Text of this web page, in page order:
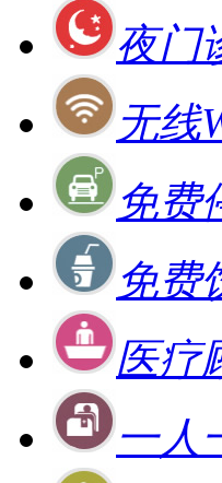
夜门
无线
免费
免费
医疗
一人